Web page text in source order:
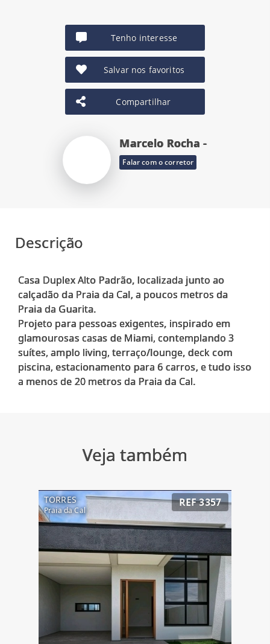
Tenho interesse
Salvar nos favoritos
Compartilhar
Marcelo Rocha -
Falar com o corretor
Descrição
Casa Duplex Alto Padrão, localizada junto ao
calçadão da Praia da Cal, a poucos metros da
Praia da Guarita.
Projeto para pessoas exigentes, inspirado em
glamourosas casas de Miami, contemplando 3
suítes, amplo living, terraço/lounge, deck com
piscina, estacionamento para 6 carros, e tudo isso
Veja também
TORRES
Praia da Cal
REF 3357